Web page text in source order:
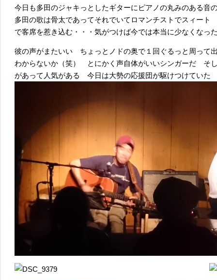
今日も多田のジャキっとしたギターにピアノの丸みのある音
多田の歌は骨太であってそれでいてロマンチストでスィー
で客席を惹き込む・・・気がつけば今では本当に少なくなっ
彼の声がまたいい ちょっとノドの奥で１回ぐるっと周って
わからないか（笑） とにかく声自体がいいシンガーだ そ
があって人気がある 今日は大勢の応援団が駆けつけていた